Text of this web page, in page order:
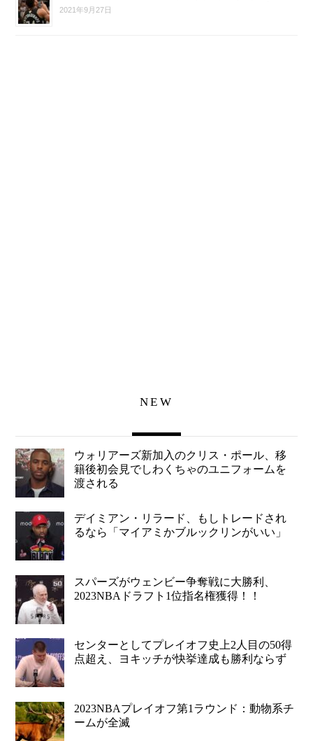
2021年9月27日
NEW
ウォリアーズ新加入のクリス・ポール、移
籍後初会見でしわくちゃのユニフォームを
渡される
デイミアン・リラード、もしトレードされ
るなら「マイアミかブルックリンがいい」
スパーズがウェンビー争奪戦に大勝利、
2023NBAドラフト1位指名権獲得！！
センターとしてプレイオフ史上2人目の50得
点超え、ヨキッチが快挙達成も勝利ならず
2023NBAプレイオフ第1ラウンド：動物系チ
ームが全滅